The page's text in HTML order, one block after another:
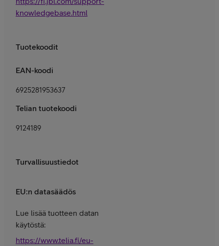
knowledgebase.html
Tuotekoodit
EAN-koodi
6925281953637
Telian tuotekoodi
9124189
Turvallisuustiedot
EU:n datasäädös
Lue lisää tuotteen datan
käytöstä:
https://www.telia.fi/eu-